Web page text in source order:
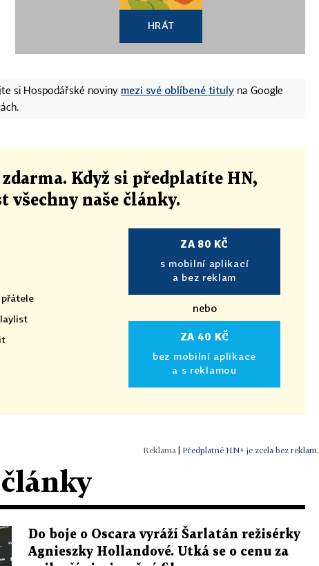
HRÁT
si Hospodářské noviny mezi své oblíbené tituly na Google
zdarma. Když si předplatíte HN,
všechny naše články.
ZA 80 KČ
s mobilní aplikací
a bez reklam
nebo
ZA 40 KČ
bez mobilní aplikace
a s reklamou
| Předplatné HN+ je zcela bez reklam.
Do boje o Oscara vyráží Šarlatán režisérky
Agnieszky Hollandové. Utká se o cenu za